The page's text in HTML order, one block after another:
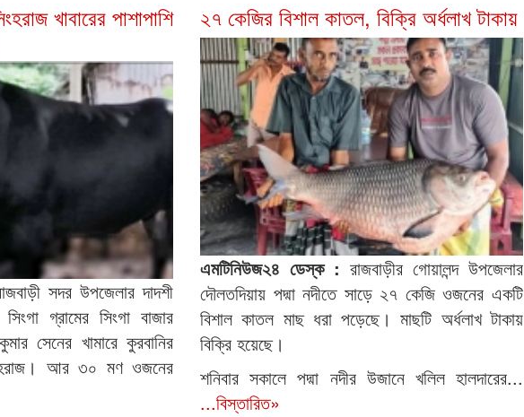
খাবারের পাশাপাশি
সদর উপজেলার দাদশী
গ্রামের সিংগা বাজার
সেনের খামারে কুরবানির
আর ৩০ মণ ওজনের
২৭ কেজির বিশাল কাতল, বিক্রি অর্ধলাখ টাকায়
এমটিনিউজ২৪ ডেস্ক : রাজবাড়ীর গোয়ালন্দ উপজেলার
দৌলতদিয়ায় পদ্মা নদীতে সাড়ে ২৭ কেজি ওজনের একটি
বিশাল কাতল মাছ ধরা পড়েছে। মাছটি অর্ধলাখ টাকায়
বিক্রি হয়েছে।
শনিবার সকালে পদ্মা নদীর উজানে খলিল হালদারের...
...বিস্তারিত»